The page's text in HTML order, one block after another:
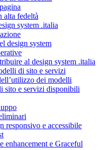
alta fedeltà
system .italia
design system
al design system .italia
di sito e servizi
dei modelli
sito e servizi disponibili
responsivo e accessibile
enhancement e Graceful